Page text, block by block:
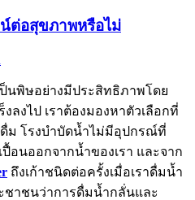
ต่อสุขภาพหรือไม่
ป็นพิษอย่างมีประสิทธิภาพโดย
ลงไป เราต้องมองหาตัวเลือกที่
ม โรงบำบัดน้ำไม่มีอุปกรณ์ที่
อนออกจากน้ำของเรา และจาก
ถึงเก้าชนิดต่อครั้งเมื่อเราดื่มน้ำ
ชาชนว่าการดื่มน้ำกลั่นและ